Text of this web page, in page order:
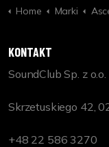
Home Marki
KONTAKT
SoundClub Sp. z o.o.
Skrzetuskiego 42,
+48 22 586 3270